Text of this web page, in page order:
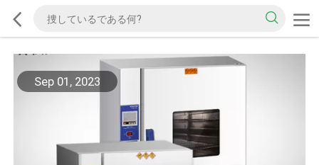
Sep 01, 2023